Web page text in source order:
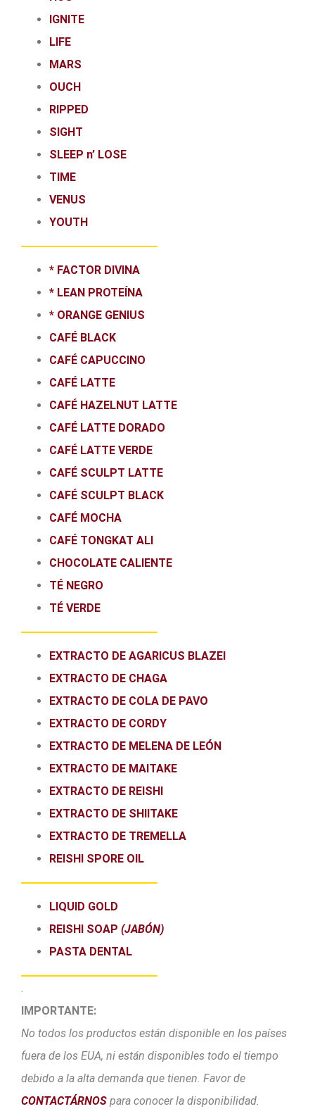
IGNITE
LIFE
MARS
OUCH
RIPPED
SIGHT
SLEEP n’ LOSE
TIME
VENUS
YOUTH
* FACTOR DIVINA
* LEAN PROTEÍNA
* ORANGE GENIUS
CAFÉ BLACK
CAFÉ CAPUCCINO
CAFÉ LATTE
CAFÉ HAZELNUT LATTE
CAFÉ LATTE DORADO
CAFÉ LATTE VERDE
CAFÉ SCULPT LATTE
CAFÉ SCULPT BLACK
CAFÉ MOCHA
CAFÉ TONGKAT ALI
CHOCOLATE CALIENTE
TÉ NEGRO
TÉ VERDE
EXTRACTO DE AGARICUS BLAZEI
EXTRACTO DE CHAGA
EXTRACTO DE COLA DE PAVO
EXTRACTO DE CORDY
EXTRACTO DE MELENA DE LEÓN
EXTRACTO DE MAITAKE
EXTRACTO DE REISHI
EXTRACTO DE SHIITAKE
EXTRACTO DE TREMELLA
REISHI SPORE OIL
LIQUID GOLD
REISHI SOAP (JABÓN)
PASTA DENTAL
.
IMPORTANTE:
No todos los productos están disponible en los países
fuera de los EUA, ni están disponibles todo el tiempo
debido a la alta demanda que tienen. Favor de
CONTACTÁRNOS para conocer la disponibilidad.